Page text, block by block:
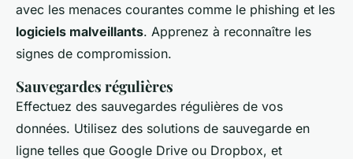
avec les menaces courantes comme le phishing et les
logiciels malveillants. Apprenez à reconnaître les
signes de compromission.
Sauvegardes régulières
Effectuez des sauvegardes régulières de vos
données. Utilisez des solutions de sauvegarde en
ligne telles que Google Drive ou Dropbox, et